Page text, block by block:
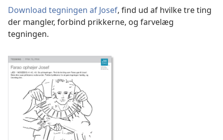
Download tegningen af Josef, find ud af hvilke tre ting
der mangler, forbind prikkerne, og farvelæg
tegningen.